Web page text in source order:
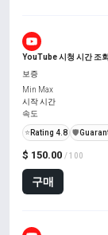
YouTube 시청 시간 조
$ 150.00 / 100
구매
보증
Min Max
시작 시간
속도
⭐ Rating 4.8 ️🛡️